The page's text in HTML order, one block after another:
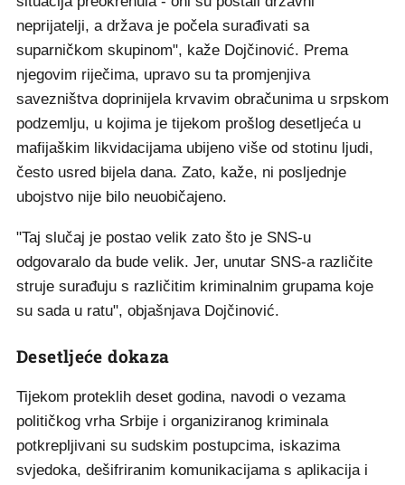
neprijatelji, a država je počela surađivati sa
suparničkom skupinom", kaže Dojčinović. Prema
njegovim riječima, upravo su ta promjenjiva
savezništva doprinijela krvavim obračunima u srpskom
podzemlju, u kojima je tijekom prošlog desetljeća u
mafijaškim likvidacijama ubijeno više od stotinu ljudi,
često usred bijela dana. Zato, kaže, ni posljednje
ubojstvo nije bilo neuobičajeno.
"Taj slučaj je postao velik zato što je SNS-u
odgovaralo da bude velik. Jer, unutar SNS-a različite
struje surađuju s različitim kriminalnim grupama koje
su sada u ratu", objašnjava Dojčinović.
Desetljeće dokaza
Tijekom proteklih deset godina, navodi o vezama
političkog vrha Srbije i organiziranog kriminala
potkrepljivani su sudskim postupcima, iskazima
svjedoka, dešifriranim komunikacijama s aplikacija i